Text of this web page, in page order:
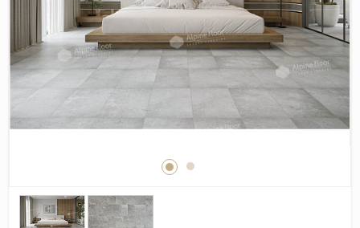
Дерево
Камень
Оникс
Декор